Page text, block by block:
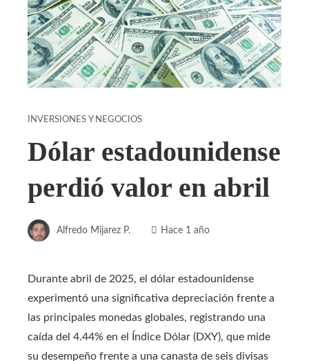
INVERSIONES Y NEGOCIOS
Dólar estadounidense
perdió valor en abril
Alfredo Mijarez P. Hace 1 año
Durante abril de 2025, el dólar estadounidense
experimentó una significativa depreciación frente a
las principales monedas globales, registrando una
caída del 4.44% en el Índice Dólar (DXY), que mide
su desempeño frente a una canasta de seis divisas